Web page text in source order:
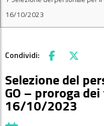
16/10/2023
Condividi: Facebook
X
Selezione del
GO – proroga
16/10/2023